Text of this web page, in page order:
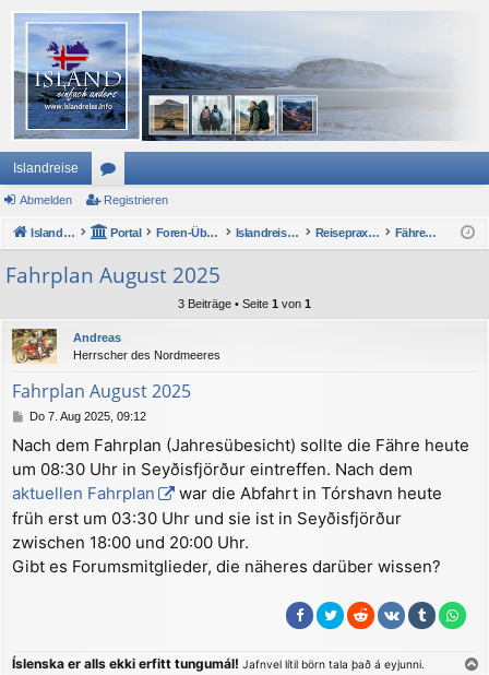
Islandreise
or
en
Abmelden Registrieren
Islandreise Portal Foren-Übersicht Islandreise Forum Reisepraxis - Anreise nach Island Fähre Norröna oder Frachtschiff
Fahrplan August 2025
3 Beiträge • Seite 1 von 1
Andreas
Herrscher des Nordmeeres
Fahrplan August 2025
B
i
t
a
g
Do 7. Aug 2025, 09:12
Nach dem Fahrplan (Jahresübesicht) sollte die Fähre heute
um 08:30 Uhr in Seyðisfjörður eintreffen. Nach dem
aktuellen Fahrplan
war die Abfahrt in Tórshavn heute
früh erst um 03:30 Uhr und sie ist in Seyðisfjörður
zwischen 18:00 und 20:00 Uhr.
Gibt es Forumsmitglieder, die näheres darüber wissen?
Íslenska er alls ekki erfitt tungumál! Jafnvel lítil börn tala það á eyjunni.